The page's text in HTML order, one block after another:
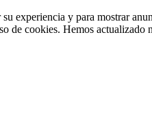
experiencia y para mostrar
de cookies. Hemos